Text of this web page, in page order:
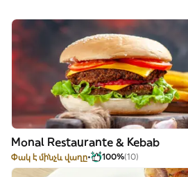
Monal Restaurante & Kebab
Փակ է մինչև վաղը 100%(10)